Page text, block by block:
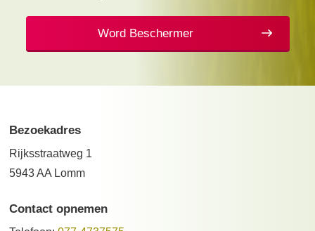
Word Beschermer
Bezoekadres
Rijksstraatweg 1
5943 AA Lomm
Contact opnemen